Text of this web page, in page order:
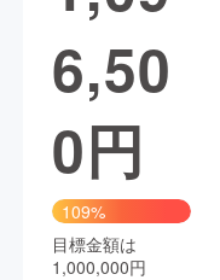
6,50
0円
109%
目標金額は
1,000,000円